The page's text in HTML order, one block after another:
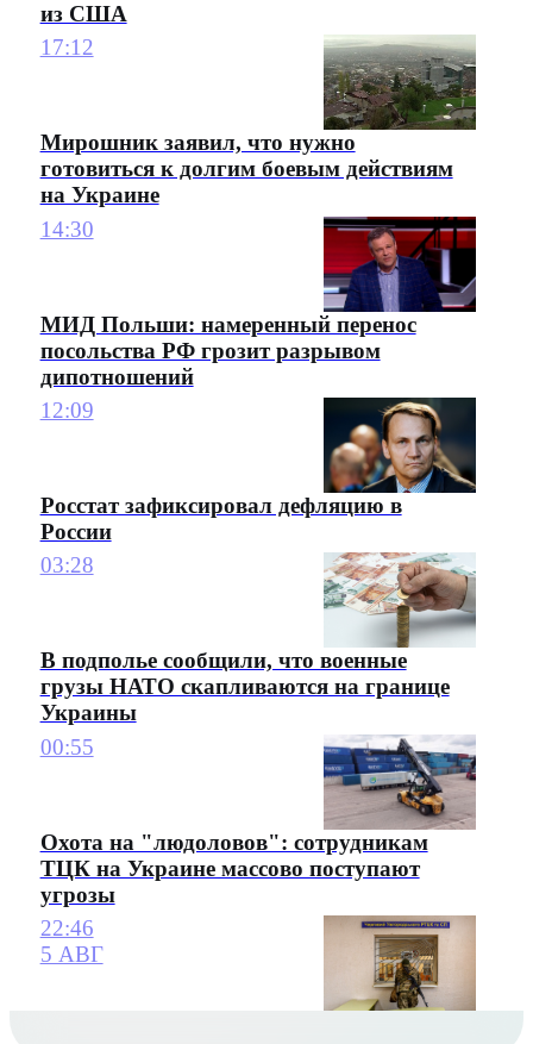
из США
17:12
Мирошник заявил, что нужно
готовиться к долгим боевым действиям
на Украине
14:30
МИД Польши: намеренный перенос
посольства РФ грозит разрывом
дипотношений
12:09
Росстат зафиксировал дефляцию в
России
03:28
В подполье сообщили, что военные
грузы НАТО скапливаются на границе
Украины
00:55
Охота на "людоловов": сотрудникам
ТЦК на Украине массово поступают
угрозы
22:46
5 АВГ